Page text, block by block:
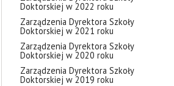
Doktorskiej w 2022 roku
Zarządzenia Dyrektora Szkoły
Doktorskiej w 2021 roku
Zarządzenia Dyrektora Szkoły
Doktorskiej w 2020 roku
Zarządzenia Dyrektora Szkoły
Doktorskiej w 2019 roku